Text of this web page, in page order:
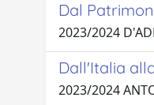
Dal
2023/2024
Dall'Italia
2023/2024